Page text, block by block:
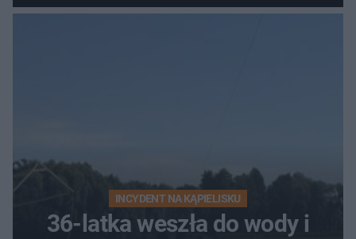
zaginiona Jowita Zielińska
INCYDENT NA KĄPIELISKU
36-latka weszła do wody i